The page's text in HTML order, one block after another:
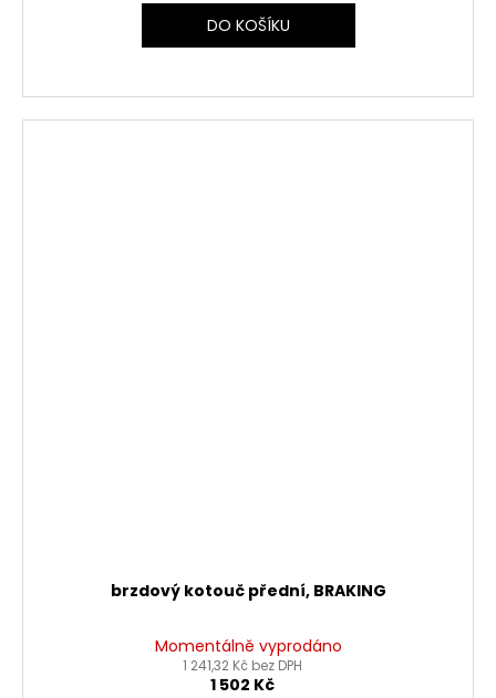
DO KOŠÍKU
brzdový kotouč přední, BRAKING
Momentálně vyprodáno
1 241,32 Kč bez DPH
1 502 Kč